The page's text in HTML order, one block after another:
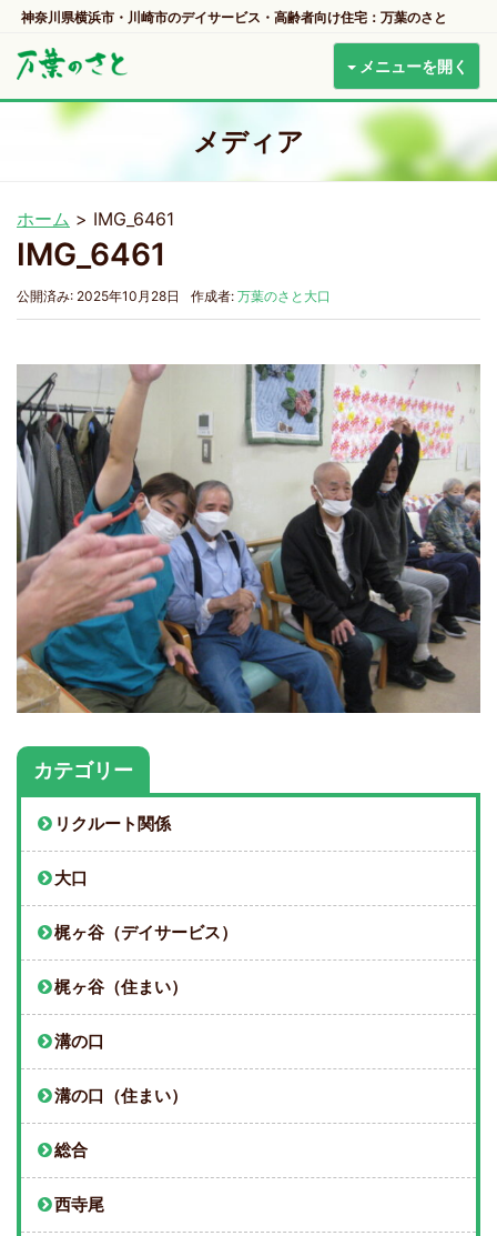
神奈川県横浜市・川崎市のデイサービス・高齢者向け住宅：万葉のさと
メニューを開く
メディア
ホーム > IMG_6461
IMG_6461
公開済み: 2025年10月28日 作成者: 万葉のさと大口
カテゴリー
リクルート関係
大口
梶ヶ谷（デイサービス）
梶ヶ谷（住まい）
溝の口
溝の口（住まい）
総合
西寺尾